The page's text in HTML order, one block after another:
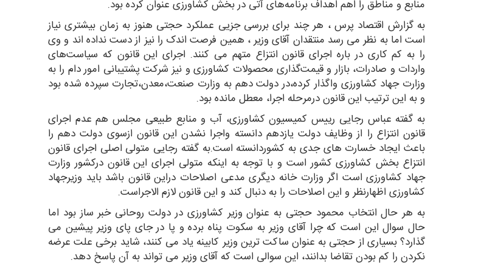
منابع و مناطق را اهم اهداف برنامه‌های آتی در بخش کشاورزی عنوان کرده بود.
به گزارش اقتصاد پرس ، هر چند برای بررسی جزیی عملکرد حجتی هنوز به زمان بیشتری نیاز
است اما به نظر می رسد منتقدان آقای وزیر ، همین فرصت اندک را نیز از دست نداده اند و وی
را به کم کاری در باره اجرای قانون انتزاع متهم می کنند. اجرای این قانون که سیاست‌های
واردات و صادرات، بازار و قیمت‌گذاری محصولات کشاورزی و نیز شرکت پشتیبانی امور دام را به
وزارت جهاد کشاورزی واگذار کرده،در دولت دهم به وزارت صنعت،معدن،تجارت سپرده شده بود
و به این ترتیب این قانون درمرحله اجرا، معطل مانده بود.
به گفته عباس رجایی رییس کمیسیون کشاورزی، آب و منابع طبیعی مجلس هم عدم اجرای
قانون انتزاع را از وظایف دولت یازدهم دانسته واجرا نشدن این قانون ازسوی دولت دهم را
باعث ایجاد خسارت های جدی به کشوردانسته است.به گفته رجایی متولی اصلی اجرای قانون
انتزاع بخش کشاورزی کشور است و با توجه به اینکه متولی اجرای این قانون درکشور وزارت
جهاد کشاورزی است اگر وزارت خانه دیگری مدعی اصلاحات دراین قانون باشد باید وزیرجهاد
کشاورزی اظهارنظر و این اصلاحات را به دنبال کند و این قانون لازم الاجراست.
به هر حال انتخاب محمود حجتی به عنوان وزیر کشاورزی در دولت روحانی خبر ساز بود اما
حال سوال این است که چرا آقای وزیر به سکوت پناه برده و پا در جای پای وزیر پیشین می
گذارد؟ بسیاری از حجتی به عنوان ساکت ترین وزیر کابینه یاد می کنند، شاید برخی علت عرضه
نکردن را کم بودن تقاضا بدانند، این سوالی است که آقای وزیر می تواند به آن پاسخ دهد.